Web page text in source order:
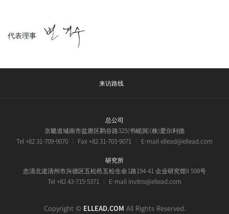
代表理事
来访路线
总公司
京畿道城南市盆唐区鹳谷路325(书岘洞)(株)爱尔利德
Tel +82 31-709-9070
Fax +82 31-703-9071 E-mail ellead@ellead.com
研究所
忠清北道清州市兴德区五松邑五松生命1路194-41 企业研究馆II 508号
Tel +82 43-715-5371
E-mail invitro@ellead.com
Copyright © ELLEAD.COM All Rights Reserved.